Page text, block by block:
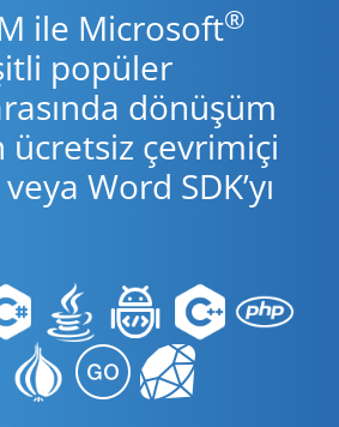
ile Microsoft®
popüler
dönüşüm
ücretsiz çevrimiçi
Word SDK’yı